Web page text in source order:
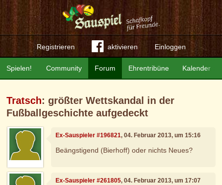
Registrieren aktivieren Einloggen
Community Forum Ehrentribüne Kalender
Spielen!
Tratsch: größter Wettskandal in der
Fußballgeschichte aufgedeckt
Ex-Sauspieler #196821, 04. Februar 2013, um 15:16
Beängstigend (Bierhoff) oder nichts Neues?
Ex-Sauspieler #261805, 04. Februar 2013, um 17:07